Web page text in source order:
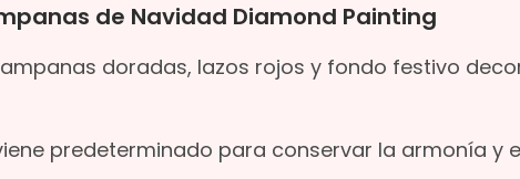
de Navidad Diamond Painting
doradas, lazos rojos y fondo festivo
predeterminado para conservar la armonía y